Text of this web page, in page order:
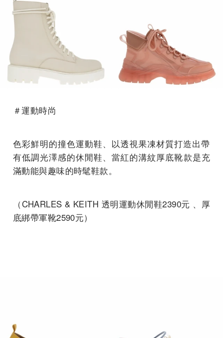
＃運動時尚
色彩鮮明的撞色運動鞋、 以透視果凍材質打造出帶
有低調光澤感的休閒鞋、當紅的溝紋厚底靴款是充
滿動能與趣味的時髦鞋款。
（CHARLES & KEITH 透明運動休閒鞋2390元 、厚
底綁帶軍靴2590元）